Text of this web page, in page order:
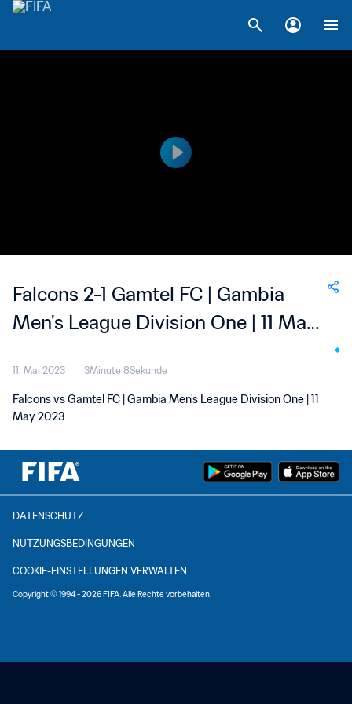
Falcons 2-1 Gamtel FC | Gambia
Men's League Division One | 11 May
2023
11. Mai 2023 3Minute 8Sekunde
Falcons vs Gamtel FC | Gambia Men's League Division One | 11
May 2023
DATENSCHUTZ
NUTZUNGSBEDINGUNGEN
COOKIE-EINSTELLUNGEN VERWALTEN
Copyright © 1994 - 2026 FIFA. Alle Rechte vorbehalten.